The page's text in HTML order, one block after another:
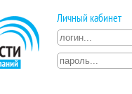
Личный кабинет